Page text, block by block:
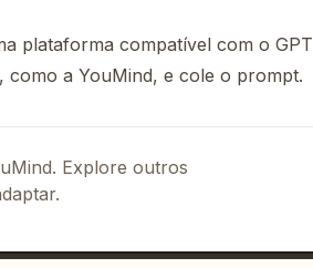
plataforma compatível com o GPT
como a YouMind, e cole o prompt.
Explore outros